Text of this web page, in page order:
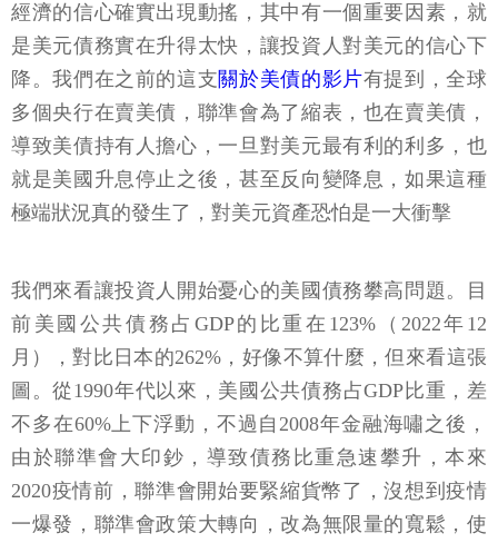
經濟的信心確實出現動搖，其中有一個重要因素，就
是美元債務實在升得太快，讓投資人對美元的信心下
降。我們在之前的這支關於美債的影片有提到，全球
多個央行在賣美債，聯準會為了縮表，也在賣美債，
導致美債持有人擔心，一旦對美元最有利的利多，也
就是美國升息停止之後，甚至反向變降息，如果這種
極端狀況真的發生了，對美元資產恐怕是一大衝擊
我們來看讓投資人開始憂心的美國債務攀高問題。目
前美國公共債務占GDP的比重在123%（2022年12
月），對比日本的262%，好像不算什麼，但來看這張
圖。從1990年代以來，美國公共債務占GDP比重，差
不多在60%上下浮動，不過自2008年金融海嘯之後，
由於聯準會大印鈔，導致債務比重急速攀升，本來
2020疫情前，聯準會開始要緊縮貨幣了，沒想到疫情
一爆發，聯準會政策大轉向，改為無限量的寬鬆，使